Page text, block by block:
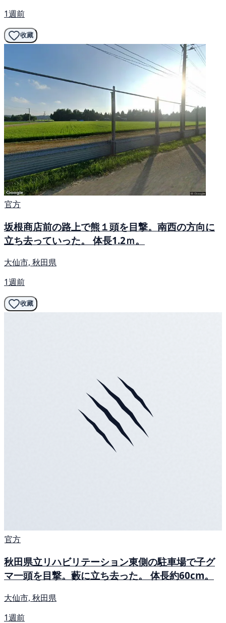
1週前
收藏
官方
坂根商店前の路上で熊１頭を目撃。南西の方向に
立ち去っていった。 体長1.2ｍ。
大仙市, 秋田県
1週前
收藏
官方
秋田県立リハビリテーション東側の駐車場で子グ
マ一頭を目撃。藪に立ち去った。 体長約60cm。
大仙市, 秋田県
1週前